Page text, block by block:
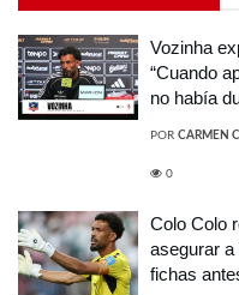
Vozinha
“Cuando
no había
POR CARMEN
0
Colo Colo
asegurar
fichas